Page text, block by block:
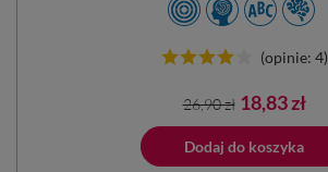
(opinie: 4)
Cena
podstawowa
26,90 zł Cena
18,83 zł
Dodaj do koszyka